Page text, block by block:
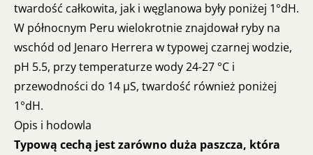
twardość całkowita, jak i węglanowa były poniżej 1°dH.
W północnym Peru wielokrotnie znajdował ryby na
wschód od Jenaro Herrera w typowej czarnej wodzie,
pH 5.5, przy temperaturze wody 24-27 °C i
przewodności do 14 µS, twardość również poniżej
1°dH.
Opis i hodowla
Typową cechą jest zarówno duża paszcza, która